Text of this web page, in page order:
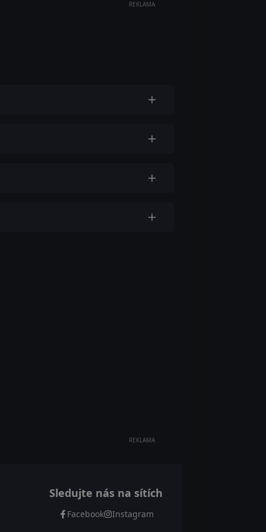
REKLAMA
REKLAMA
Sledujte nás na sítích
Facebook Instagram